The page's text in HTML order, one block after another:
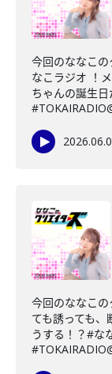
今回のななこ
なこラジオ ！
ちゃんの誕生
今回のななこ
ても誘っても
うする！？#な